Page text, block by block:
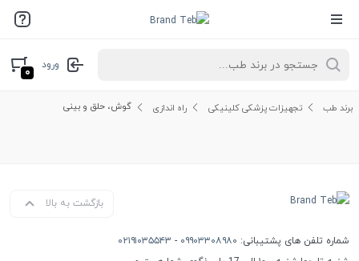
ورود
۰
برند طب تجهیزات پزشکی کلینیکی راه اندازی گوش، حلق و بینی
بازگشت به بالا
شماره تلفن های پشتیبانی: ۰۹۹۰۳۳۰۸۹۸۰ - ۰۲۱۹۱۰۳۵۵۴۳